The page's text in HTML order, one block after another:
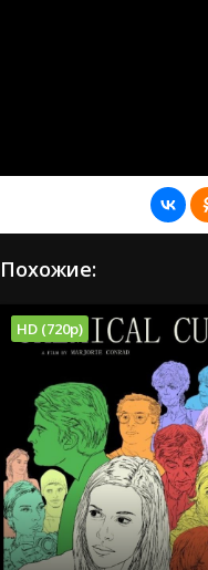
Похожие:
HD (720p)